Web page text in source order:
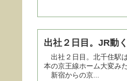
出社２日目。JR動く
出社２日目。北千住駅
本の京王線ホーム大変み
新宿からの京...